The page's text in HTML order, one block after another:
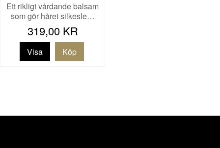
Ett rikligt vårdande balsam
som gör håret silkesle…
319,00 KR
Visa